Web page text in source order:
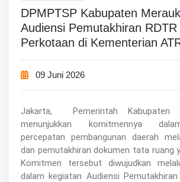
DPMPTSP Kabupaten
Audiensi Pemutakhiran RDTR
Perkotaan di Kementerian
09 Juni 2026
Jakarta, Pemerintah Kabupaten
menunjukkan komitmennya
percepatan pembangunan daerah
dan pemutakhiran dokumen tata ruang
Komitmen tersebut diwujudkan
dalam kegiatan Audiensi